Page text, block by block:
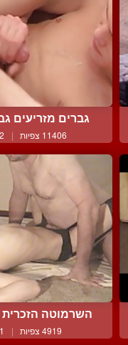
גברים מזריעים
11406 צפיות |
12
השרמוטה
4919 צפיות | 1 המלצות